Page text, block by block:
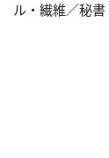
ル・繊維／秘書